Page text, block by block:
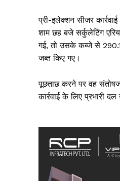
प्री-इलेक्शन सीजर
शाम छह बजे सर्कुलेटिंग
गई, तो उसके कब्जे से
जब्त किए गए।
पूछताछ करने पर वह
कार्रवाई के लिए प्रभारी